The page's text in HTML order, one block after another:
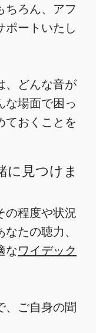
ちろん、アフ
ポートいたし
、どんな音が
な場面で困っ
ておくことを
に見つけま
の程度や状況
たの聴力、
なワイデック
、ご自身の聞